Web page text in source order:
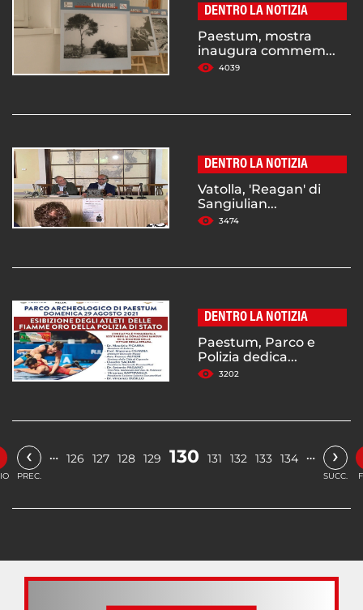
DENTRO LA NOTIZIA
Paestum, mostra
inaugura commem...
4039
DENTRO LA NOTIZIA
Vatolla, 'Reagan' di
Sangiulian...
3474
DENTRO LA NOTIZIA
Paestum, Parco e
Polizia dedica...
3202
‹
PREC.
… 126 127 128 129 130 131 132 133 134 … ›
SUCC.